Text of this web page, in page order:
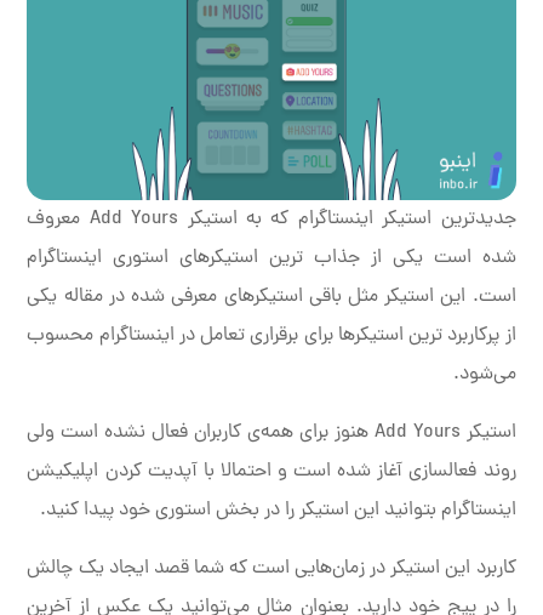
جدیدترین استیکر اینستاگرام که به استیکر Add Yours معروف
شده است یکی از جذاب ترین استیکرهای استوری اینستاگرام
است. این استیکر مثل باقی استیکرهای معرفی شده در مقاله یکی
از پرکاربرد ترین استیکرها برای برقراری تعامل در اینستاگرام محسوب
می‌شود.
استیکر Add Yours هنوز برای همه‌ی کاربران فعال نشده است ولی
روند فعالسازی آغاز شده است و احتمالا با آپدیت کردن اپلیکیشن
اینستاگرام بتوانید این استیکر را در بخش استوری خود پیدا کنید.
کاربرد این استیکر در زمان‌هایی است که شما قصد ایجاد یک چالش
را در پیج خود دارید. بعنوان مثال می‌توانید یک عکس از آخرین